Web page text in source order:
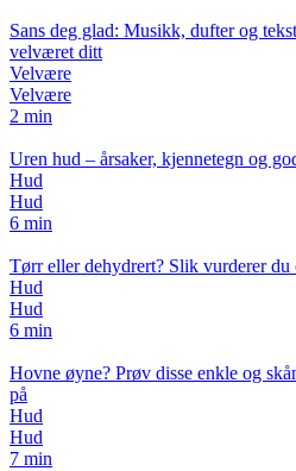
Sans deg glad: Musikk, dufter og
velværet ditt
Velvære
Velvære
2 min
Uren hud – årsaker, kjennetegn og
Hud
Hud
6 min
Tørr eller dehydrert? Slik vurderer
Hud
Hud
6 min
Hovne øyne? Prøv disse enkle og
på
Hud
Hud
7 min